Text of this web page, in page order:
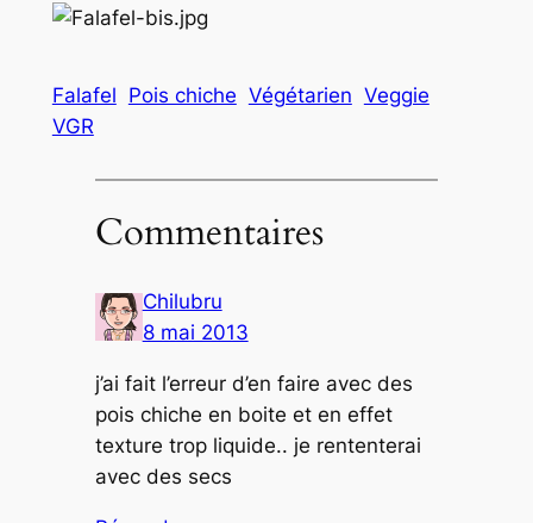
Falafel Pois chiche Végétarien Veggie
VGR
Commentaires
Chilubru
8 mai 2013
j’ai fait l’erreur d’en faire avec des
pois chiche en boite et en effet
texture trop liquide.. je rententerai
avec des secs